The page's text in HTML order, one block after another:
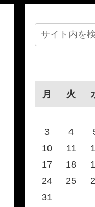
月 火
3
4
10
11
17
18
24
25
31